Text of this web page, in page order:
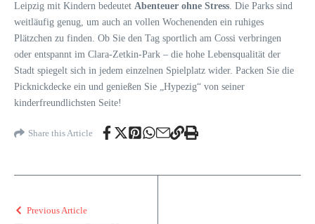
Leipzig mit Kindern bedeutet Abenteuer ohne Stress. Die Parks sind
weitläufig genug, um auch an vollen Wochenenden ein ruhiges
Plätzchen zu finden. Ob Sie den Tag sportlich am Cossi verbringen
oder entspannt im Clara-Zetkin-Park – die hohe Lebensqualität der
Stadt spiegelt sich in jedem einzelnen Spielplatz wider. Packen Sie die
Picknickdecke ein und genießen Sie „Hypezig“ von seiner
kinderfreundlichsten Seite!
Share this Article
Previous Article